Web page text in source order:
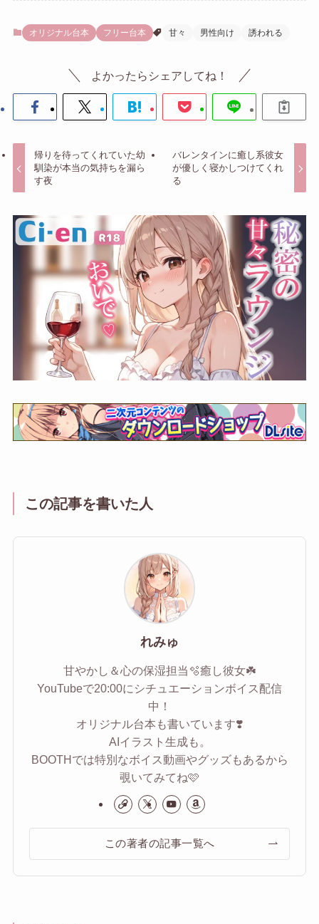
オリジナル台本 フリー台本 甘々 男性向け 誘われる
よかったらシェアしてね！
帰りを待ってくれていた幼
馴染が本当の気持ちを漏ら
す夜
バレンタインに癒し系彼女
が優しく寝かしつけてくれ
る
この記事を書いた人
れみゅ
甘やかし＆心の保湿担当🫧癒し彼女☘️
YouTubeで20:00にシチュエーションボイス配信
中！
オリジナル台本も書いています❣️
AIイラスト生成も。
BOOTHでは特別なボイス動画やグッズもあるから
覗いてみてね🩷
この著者の記事一覧へ